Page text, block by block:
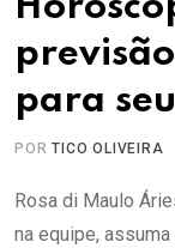
para
PORTICO OLIVEIRA
Rosa di Maulo
na equipe,